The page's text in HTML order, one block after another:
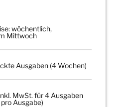
wöchentlich,
Mittwoch
Ausgaben (4 Wochen)
MwSt. für 4 Ausgaben
Ausgabe)